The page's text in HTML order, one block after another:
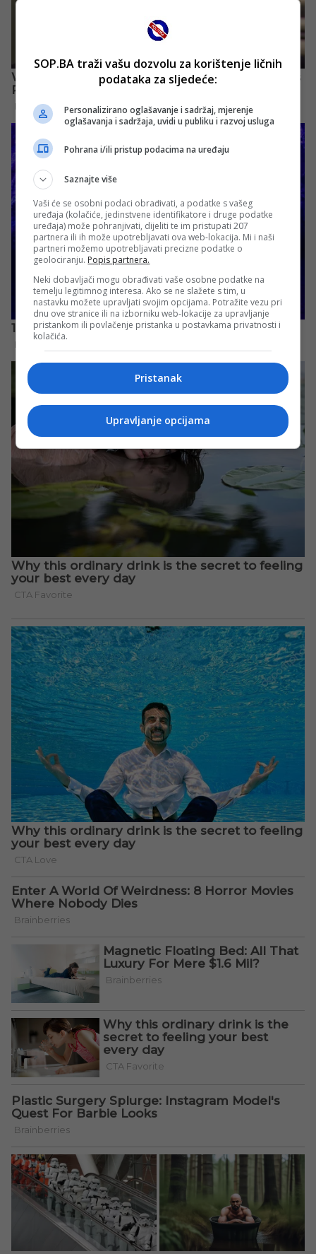
SOP.BA traži vašu dozvolu za korištenje ličnih
podataka za sljedeće:
Personalizirano oglašavanje i sadržaj, mjerenje
oglašavanja i sadržaja, uvidi u publiku i razvoj usluga
Pohrana i/ili pristup podacima na uređaju
Saznajte više
Vaši će se osobni podaci obrađivati, a podatke s vašeg
uređaja (kolačiće, jedinstvene identifikatore i druge podatke
uređaja) može pohranjivati, dijeliti te im pristupati 207
partnera ili ih može upotrebljavati ova web-lokacija. Mi i naši
partneri možemo upotrebljavati precizne podatke o
geolociranju. Popis partnera.
Neki dobavljači mogu obrađivati vaše osobne podatke na
temelju legitimnog interesa. Ako se ne slažete s tim, u
nastavku možete upravljati svojim opcijama. Potražite vezu pri
dnu ove stranice ili na izborniku web-lokacije za upravljanje
pristankom ili povlačenje pristanka u postavkama privatnosti i
kolačića.
Pristanak
Upravljanje opcijama